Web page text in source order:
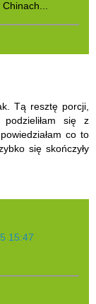
Tą resztę porcji,
się z
co to
się skończyły
15:47